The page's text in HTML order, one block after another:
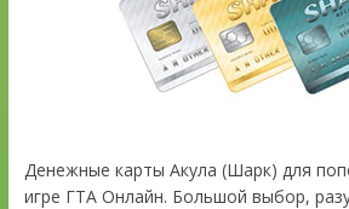
Денежные карты Акула (Шарк) для
игре ГТА Онлайн. Большой выбор,